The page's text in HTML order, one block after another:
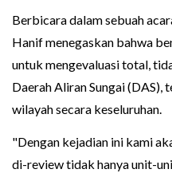
Berbicara dalam sebuah
Hanif menegaskan bahwa
untuk mengevaluasi total,
Daerah Aliran Sungai
wilayah secara keseluruhan.
"Dengan kejadian ini kami
di-review tidak hanya unit-